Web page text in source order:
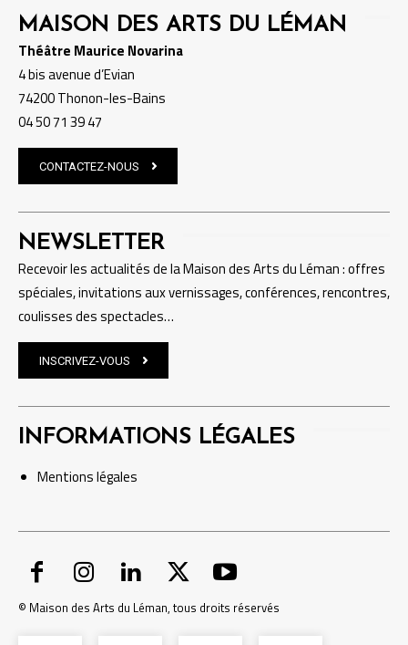
MAISON DES ARTS DU LÉMAN
Théâtre Maurice Novarina
4 bis avenue d’Evian
74200 Thonon-les-Bains
04 50 71 39 47
CONTACTEZ-NOUS
NEWSLETTER
Recevoir les actualités de la Maison des Arts du Léman : offres
spéciales, invitations aux vernissages, conférences, rencontres,
coulisses des spectacles…
INSCRIVEZ-VOUS
INFORMATIONS LÉGALES
Mentionslégales
© Maison des Arts du Léman, tous droits réservés